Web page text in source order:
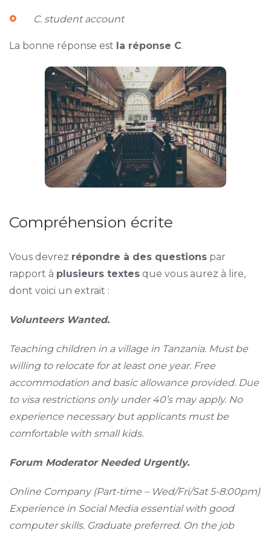
C. student account
La bonne réponse est la réponse C.
Compréhension écrite
Vous devrez répondre à des questionspar
rapport à plusieurs textesque vous aurez à lire,
dont voici un extrait :
Volunteers Wanted.
Teaching children in a village in Tanzania. Must be
willing to relocate for at least one year. Free
accommodation and basic allowance provided. Due
to visa restrictions only under 40’s may apply. No
experience necessary but applicants must be
comfortable with small kids.
Forum Moderator Needed Urgently.
Online Company (Part-time – Wed/Fri/Sat 5-8:00pm)
Experience in Social Media essential with good
computer skills. Graduate preferred. On the job